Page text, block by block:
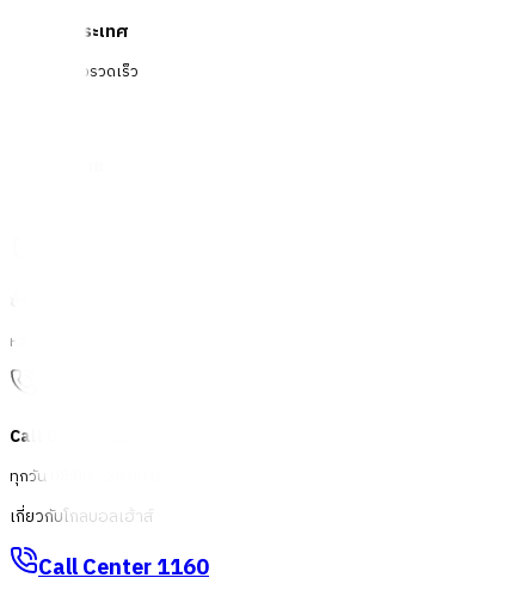
จัดส่งทั่วประเทศ
บริการจัดส่งรวดเร็ว
หลากหลายช่องทาง
Call Center 1160
ทุกวัน 08:00 - 20:00 น.
เกี่ยวกับโกลบอลเฮ้าส์
Call Center1160